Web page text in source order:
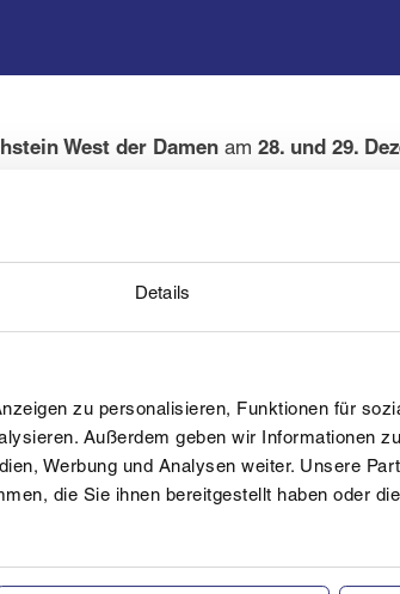
Details
zu personalisieren, Funktionen für
Außerdem geben wir Informationen
Werbung und Analysen weiter. Unsere
die Sie ihnen bereitgestellt haben oder
West der Damenam 28. und 29.
Die definitive Anmeldung wird
und wird rechtzeitig über die
auch für den
auf die im Formular angegebenen